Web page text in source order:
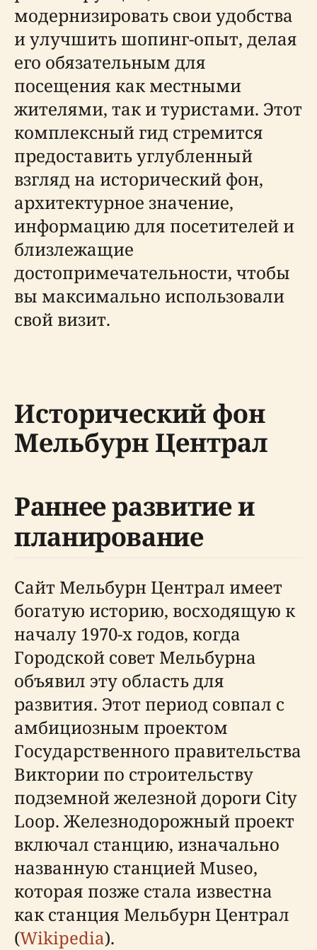
модернизировать свои удобства
и улучшить шопинг-опыт, делая
его обязательным для
посещения как местными
жителями, так и туристами. Этот
комплексный гид стремится
предоставить углубленный
взгляд на исторический фон,
архитектурное значение,
информацию для посетителей и
близлежащие
достопримечательности, чтобы
вы максимально использовали
свой визит.
Исторический фон
Мельбурн Централ
Раннее развитие и
планирование
Сайт Мельбурн Централ имеет
богатую историю, восходящую к
началу 1970-х годов, когда
Городской совет Мельбурна
объявил эту область для
развития. Этот период совпал с
амбициозным проектом
Государственного правительства
Виктории по строительству
подземной железной дороги City
Loop. Железнодорожный проект
включал станцию, изначально
названную станцией Museo,
которая позже стала известна
как станция Мельбурн Централ
(Wikipedia).